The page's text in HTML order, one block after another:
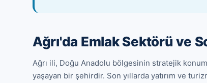
Ağrı'da Emlak Sektörü ve
Ağrı ili, Doğu Anadolu bölgesinin stratejik
yaşayan bir şehirdir. Son yıllarda yatırım ve